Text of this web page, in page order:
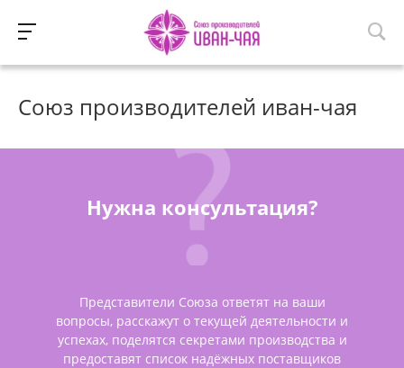
Союз производителей иван-чая
Нужна консультация?
Представители Союза ответят на ваши
вопросы, расскажут о текущей деятельности и
успехах, поделятся секретами производства и
предоставят список надёжных поставщиков